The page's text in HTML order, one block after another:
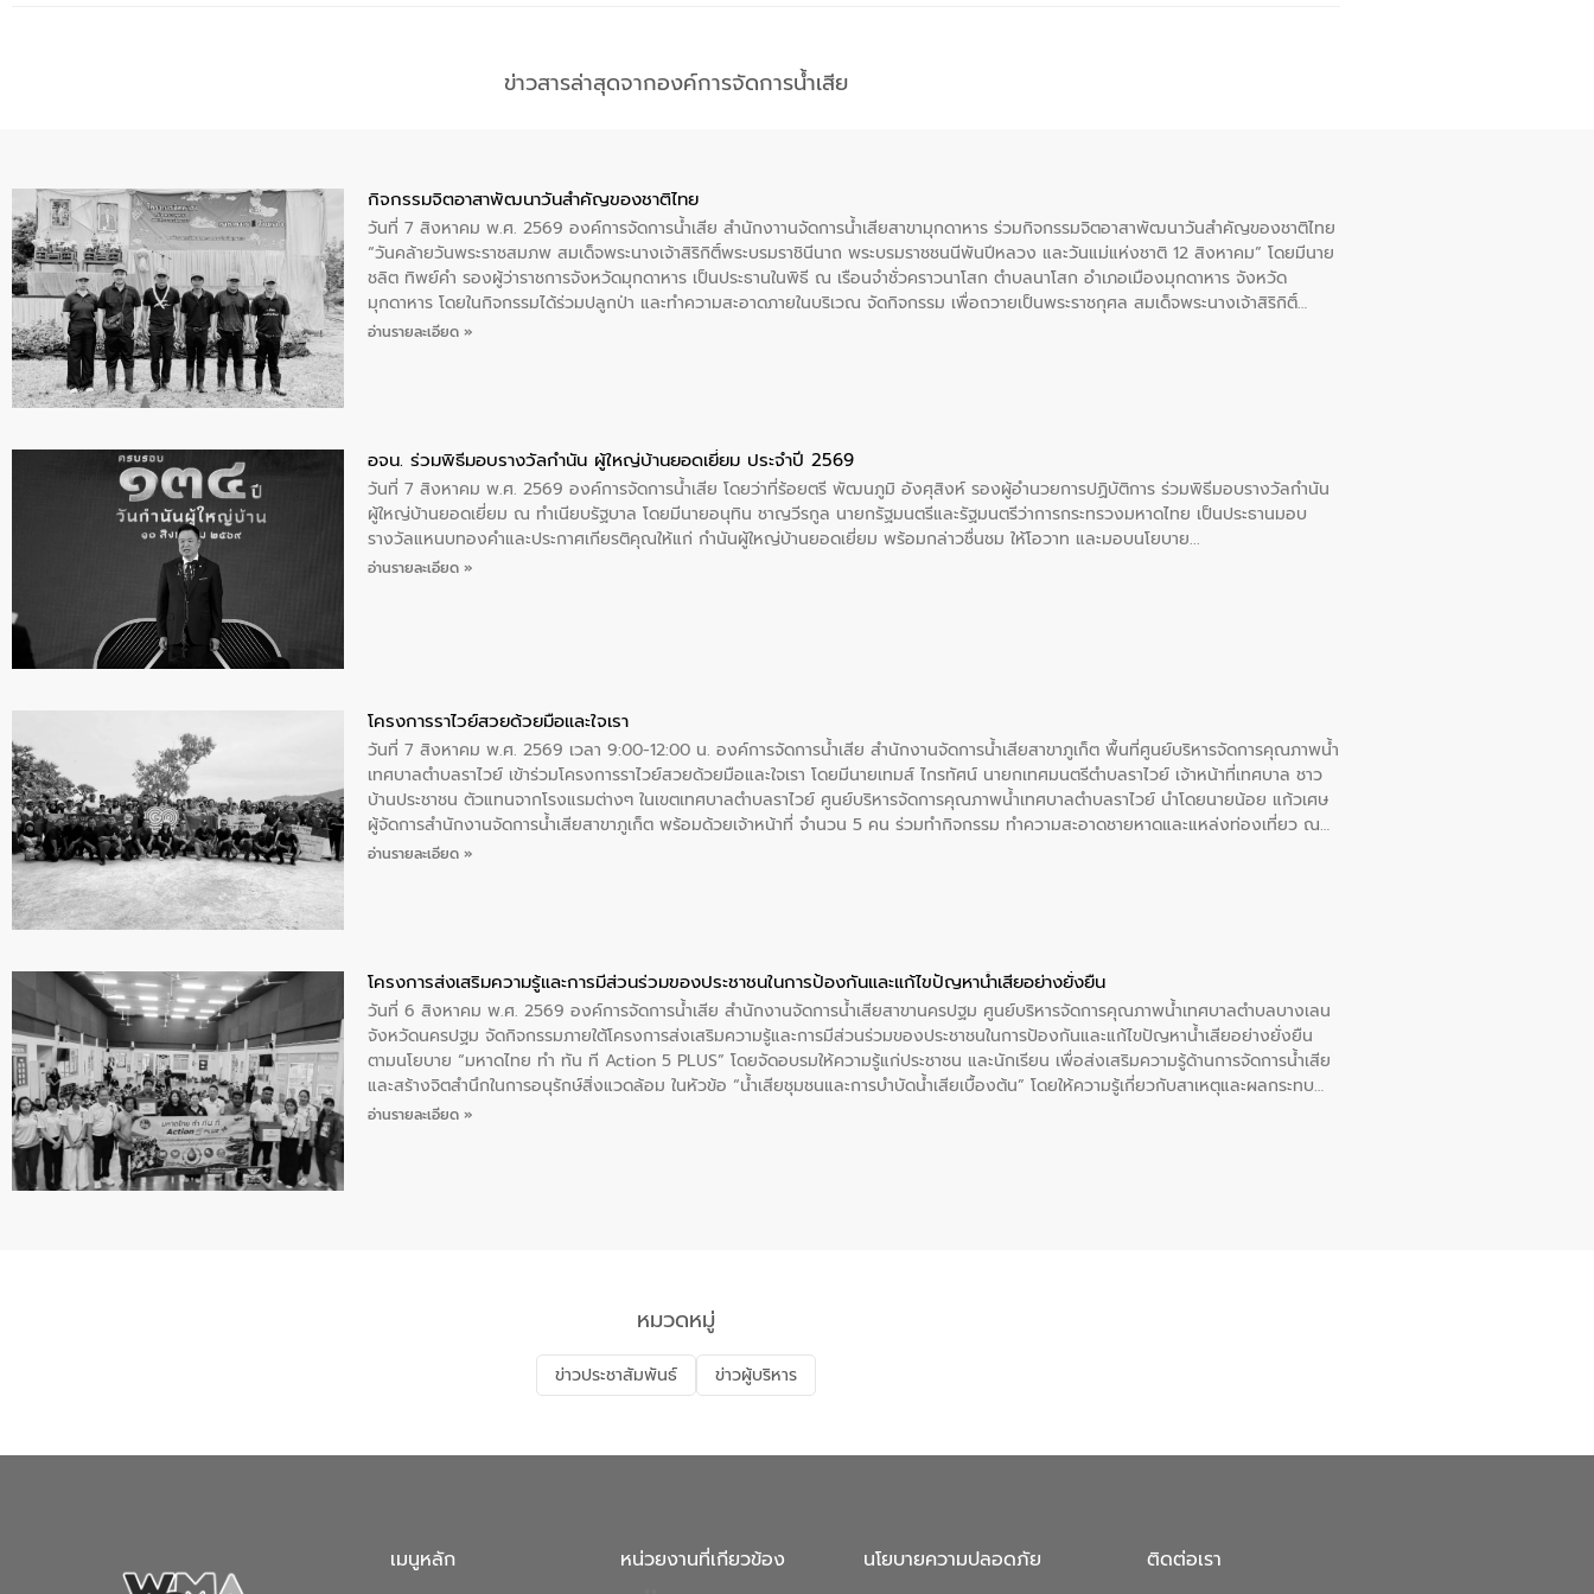
ข่าวสารล่าสุดจากองค์การจัดการน้ำเสีย
กิจกรรมจิตอาสาพัฒนาวันสําคัญของชาติไทย
วันที่ 7 สิงหาคม พ.ศ. 2569 องค์การจัดการน้ำเสีย สำนักงาานจัดการน้ำเสียสาขามุกดาหาร ร่วมกิจกรรมจิตอาสาพัฒนาวันสําคัญของชาติไทย
“วันคล้ายวันพระราชสมภพ สมเด็จพระนางเจ้าสิริกิติ์พระบรมราชินีนาถ พระบรมราชชนนีพันปีหลวง และวันแม่แห่งชาติ 12 สิงหาคม” โดยมีนาย
ชลิต ทิพย์คำ รองผู้ว่าราชการจังหวัดมุกดาหาร เป็นประธานในพิธี ณ เรือนจําชั่วคราวนาโสก ตําบลนาโสก อําเภอเมืองมุกดาหาร จังหวัด
มุกดาหาร โดยในกิจกรรมได้ร่วมปลูกป่า และทําความสะอาดภายในบริเวณ จัดกิจกรรม เพื่อถวายเป็นพระราชกุศล สมเด็จพระนางเจ้าสิริกิติ์
พระบรมราชินีนาถ พระบรมราชชนนีพันปีหลวง พร้อมถวายสัจปฏิญาณ ทำความดีด้วยหัวใจ
อ่านรายละเอียด »
อจน. ร่วมพิธีมอบรางวัลกำนัน ผู้ใหญ่บ้านยอดเยี่ยม ประจำปี 2569
วันที่ 7 สิงหาคม พ.ศ. 2569 องค์การจัดการน้ำเสีย โดยว่าที่ร้อยตรี พัฒนภูมิ อังศุสิงห์ รองผู้อำนวยการปฏิบัติการ ร่วมพิธีมอบรางวัลกำนัน
ผู้ใหญ่บ้านยอดเยี่ยม ณ ทำเนียบรัฐบาล โดยมีนายอนุทิน ชาญวีรกูล นายกรัฐมนตรีและรัฐมนตรีว่าการกระทรวงมหาดไทย เป็นประธานมอบ
รางวัลแหนบทองคำและประกาศเกียรติคุณให้แก่ กำนันผู้ใหญ่บ้านยอดเยี่ยม พร้อมกล่าวชื่นชม ให้โอวาท และมอบนโยบาย
อ่านรายละเอียด »
โครงการราไวย์สวยด้วยมือและใจเรา
วันที่ 7 สิงหาคม พ.ศ. 2569 เวลา 9:00-12:00 น. องค์การจัดการน้ำเสีย สำนักงานจัดการน้ำเสียสาขาภูเก็ต พื้นที่ศูนย์บริหารจัดการคุณภาพน้ำ
เทศบาลตำบลราไวย์ เข้าร่วมโครงการราไวย์สวยด้วยมือและใจเรา โดยมีนายเทมส์ ไกรทัศน์ นายกเทศมนตรีตำบลราไวย์ เจ้าหน้าที่เทศบาล ชาว
บ้านประชาชน ตัวแทนจากโรงแรมต่างๆ ในเขตเทศบาลตำบลราไวย์ ศูนย์บริหารจัดการคุณภาพน้ำเทศบาลตำบลราไวย์ นำโดยนายน้อย แก้วเศษ
ผู้จัดการสำนักงานจัดการน้ำเสียสาขาภูเก็ต พร้อมด้วยเจ้าหน้าที่ จำนวน 5 คน ร่วมทำกิจกรรม ทำความสะอาดชายหาดและแหล่งท่องเที่ยว ณ
บริเวณแหลมพรหมเทพ หมู่ที่ 6 ตำบลราไวย์ อำเภอเมือง จังหวัดภูเก็ต
อ่านรายละเอียด »
โครงการส่งเสริมความรู้และการมีส่วนร่วมของประชาชนในการป้องกันและแก้ไขปัญหาน้ำเสียอย่างยั่งยืน
วันที่ 6 สิงหาคม พ.ศ. 2569 องค์การจัดการน้ำเสีย สำนักงานจัดการน้ำเสียสาขานครปฐม ศูนย์บริหารจัดการคุณภาพน้ำเทศบาลตำบลบางเลน
จังหวัดนครปฐม จัดกิจกรรมภายใต้โครงการส่งเสริมความรู้และการมีส่วนร่วมของประชาชนในการป้องกันและแก้ไขปัญหาน้ำเสียอย่างยั่งยืน
ตามนโยบาย “มหาดไทย ทำ ทัน ที Action 5 PLUS” โดยจัดอบรมให้ความรู้แก่ประชาชน และนักเรียน เพื่อส่งเสริมความรู้ด้านการจัดการน้ำเสีย
และสร้างจิตสำนึกในการอนุรักษ์สิ่งแวดล้อม ในหัวข้อ “น้ำเสียชุมชนและการบำบัดน้ำเสียเบื้องต้น” โดยให้ความรู้เกี่ยวกับสาเหตุและผลกระทบ
ของน้ำเสีย แนวทางการลดการเกิดน้ำเสียจากแหล่งกำเนิด การบำบัดน้ำเสียเบื้องต้นในครัวเรือน ณ เทศบาลตำบลบางเลน จังหวัดนครปฐม
อ่านรายละเอียด »
หมวดหมู่
ข่าวประชาสัมพันธ์ ข่าวผู้บริหาร
เมนูหลัก หน่วยงานที่เกียวข้อง นโยบายความปลอดภัย ติดต่อเรา